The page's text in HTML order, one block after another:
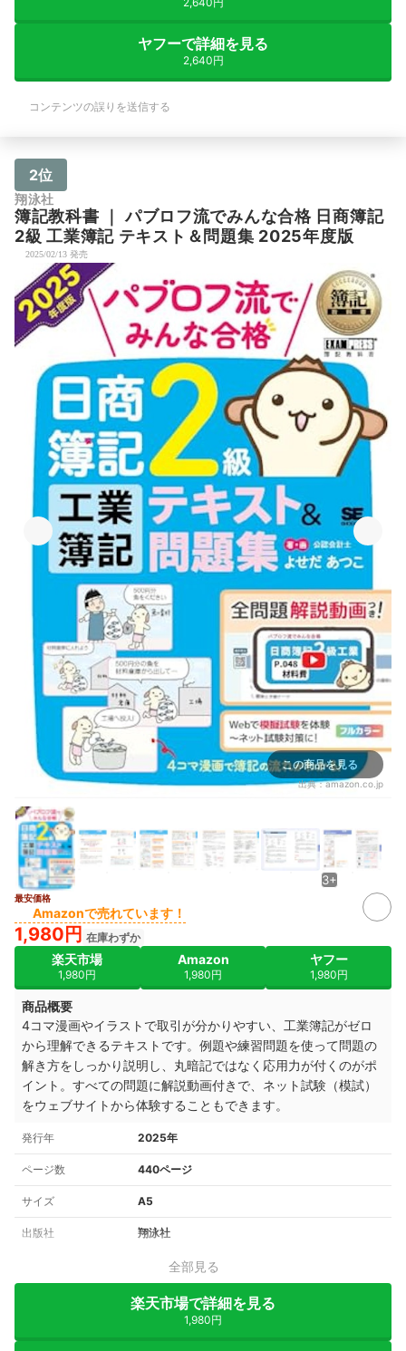
ヤフーで詳細を見る
2,640円
コンテンツの誤りを送信する
2位
翔泳社
簿記教科書 ｜パブロフ流でみんな合格 日商簿記
2級 工業簿記 テキスト＆問題集 2025年度版
2025/02/13 発売
この商品を見る
出典：amazon.co.jp
3+
最安価格
Amazonで売れています！
1,980円 在庫わずか
楽天市場
1,980円
Amazon
1,980円
ヤフー
1,980円
商品概要
4コマ漫画やイラストで取引が分かりやすい、工業簿記がゼロ
から理解できるテキストです。例題や練習問題を使って問題の
解き方をしっかり説明し、丸暗記ではなく応用力が付くのがポ
イント。すべての問題に解説動画付きで、ネット試験（模試）
をウェブサイトから体験することもできます。
発行年 2025年
ページ数 440ページ
サイズ A5
出版社 翔泳社
全部見る
楽天市場で詳細を見る
1,980円